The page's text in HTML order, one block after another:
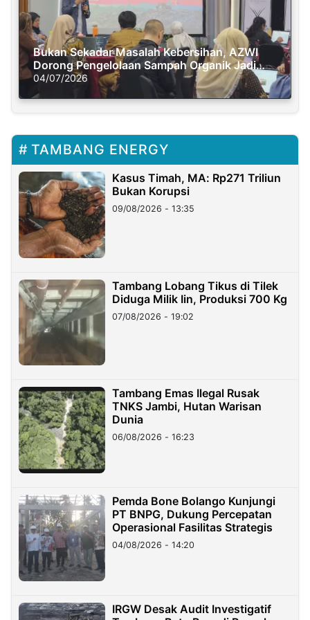
Bukan Sekadar Masalah Kebersihan, AZWI
Dorong Pengelolaan Sampah Organik Jadi
Solusi Krisis Iklim
04/07/2026
TAMBANG ENERGY
Kasus Timah, MA: Rp271 Triliun
Bukan Korupsi
09/08/2026 - 13:35
Tambang Lobang Tikus di Tilek
Diduga Milik Iin, Produksi 700 Kg
07/08/2026 - 19:02
Tambang Emas Ilegal Rusak
TNKS Jambi, Hutan Warisan
Dunia
06/08/2026 - 16:23
Pemda Bone Bolango Kunjungi
PT BNPG, Dukung Percepatan
Operasional Fasilitas Strategis
04/08/2026 - 14:20
IRGW Desak Audit Investigatif